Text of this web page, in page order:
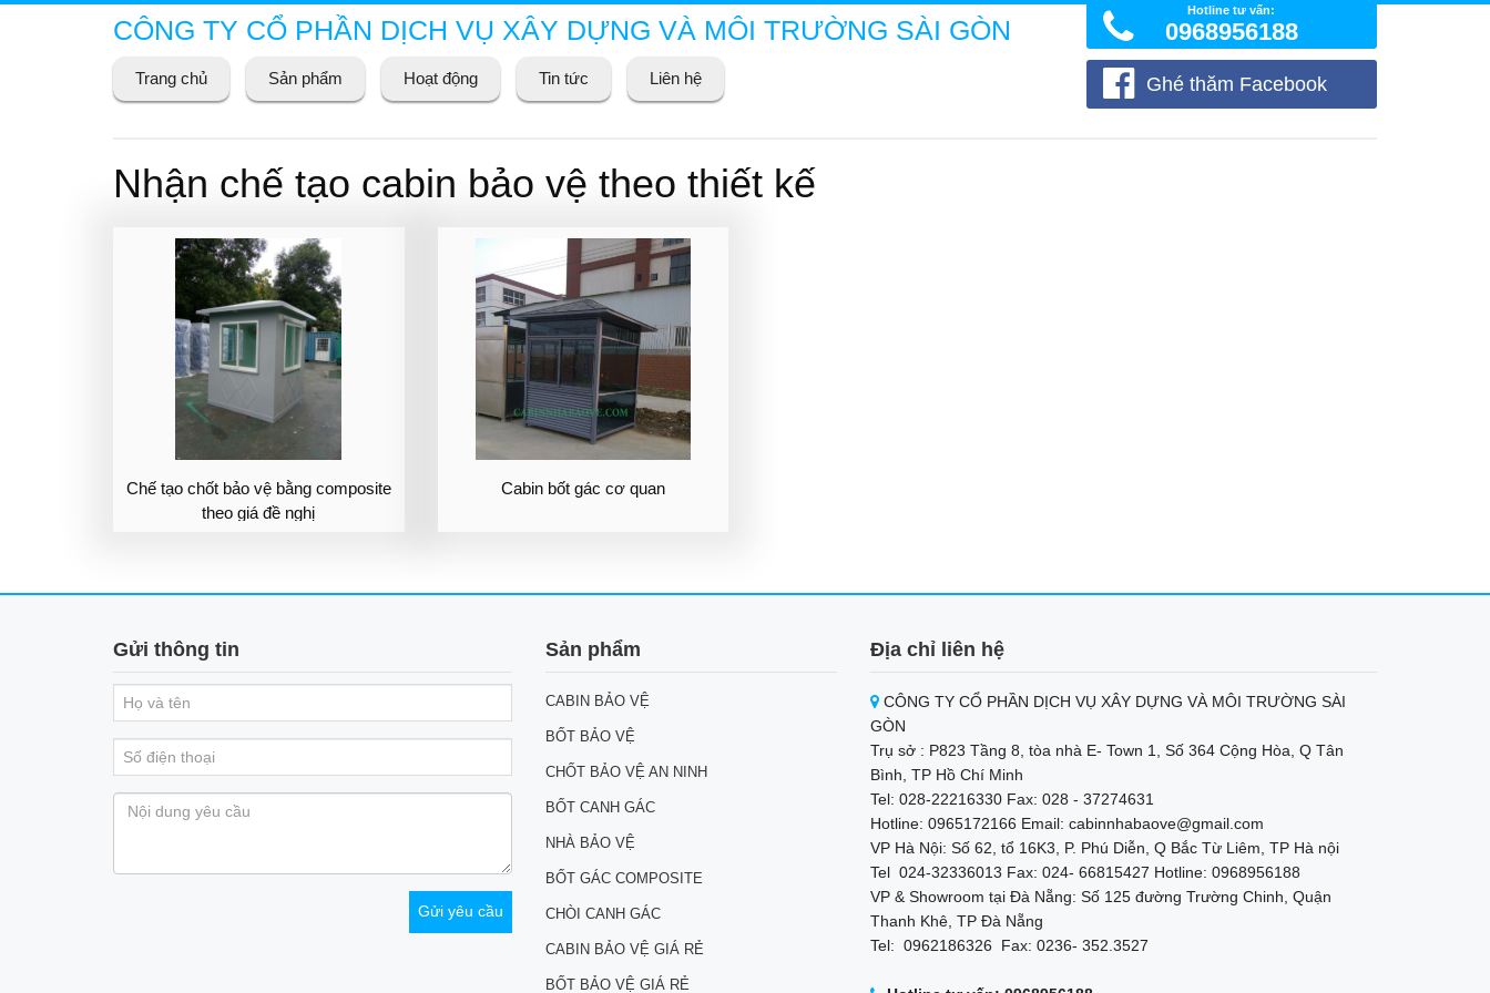
CÔNG TY CỔ PHẦN DỊCH VỤ XÂY DỰNG VÀ MÔI TRƯỜNG SÀI GÒN
Trang chủ Sản phẩm Hoạt động Tin tức Liên hệ
Hotline tư vấn:
0968956188
Ghé thăm Facebook
Nhận chế tạo cabin bảo vệ theo thiết kế
Chế tạo chốt bảo vệ bằng composite
theo giá đề nghị
Cabin bốt gác cơ quan
Gửi thông tin Sản phẩm
CABIN BẢO VỆ
BỐT BẢO VỆ
CHỐT BẢO VỆ AN NINH
BỐT CANH GÁC
NHÀ BẢO VỆ
BỐT GÁC COMPOSITE
CHÒI CANH GÁC
CABIN BẢO VỆ GIÁ RẺ
BỐT BẢO VỆ GIÁ RẺ
Địa chỉ liên hệ
CÔNG TY CỔ PHẦN DỊCH VỤ XÂY DỰNG VÀ MÔI TRƯỜNG SÀI
GÒN
Trụ sở : P823 Tầng 8, tòa nhà E- Town 1, Số 364 Cộng Hòa, Q Tân
Bình, TP Hồ Chí Minh
Tel: 028-22216330 Fax: 028 - 37274631
Hotline: 0965172166 Email: cabinnhabaove@gmail.com
VP Hà Nội: Số 62, tổ 16K3, P. Phú Diễn, Q Bắc Từ Liêm, TP Hà nội
Tel 024-32336013 Fax: 024- 66815427 Hotline: 0968956188
VP & Showroom tại Đà Nẵng: Số 125 đường Trường Chinh, Quận
Thanh Khê, TP Đà Nẵng
Tel: 0962186326 Fax: 0236- 352.3527